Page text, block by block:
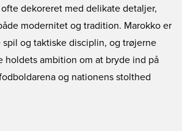
dekoreret med delikate detaljer,
modernitet og tradition. Marokko er
spil og taktiske disciplin, og trøjerne
holdets ambition om at bryde ind på
og nationens stolthed